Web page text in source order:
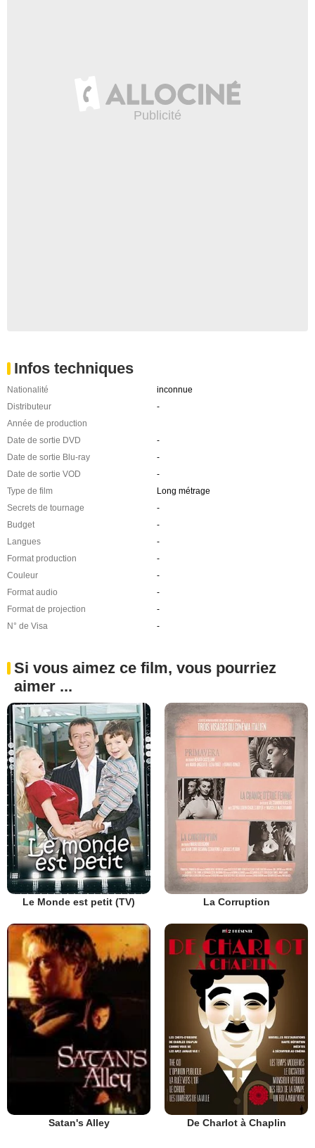
Infos techniques
Nationalité
inconnue
Distributeur
-
Année de production
Date de sortie DVD
-
Date de sortie Blu-ray
-
Date de sortie VOD
-
Type de film
Long métrage
Secrets de tournage
-
Budget
-
Langues
-
Format production
-
Couleur
-
Format audio
-
Format de projection
-
N° de Visa
-
Si vous aimez ce film, vous pourriez
aimer ...
Le Monde est petit (TV) La Corruption
Satan's Alley De Charlot à Chaplin